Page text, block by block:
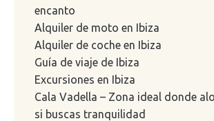
encanto
Alquiler de moto en Ibiza
Alquiler de coche en Ibiza
Guía de viaje de Ibiza
Excursiones en Ibiza
Cala Vadella – Zona ideal donde
si buscas tranquilidad